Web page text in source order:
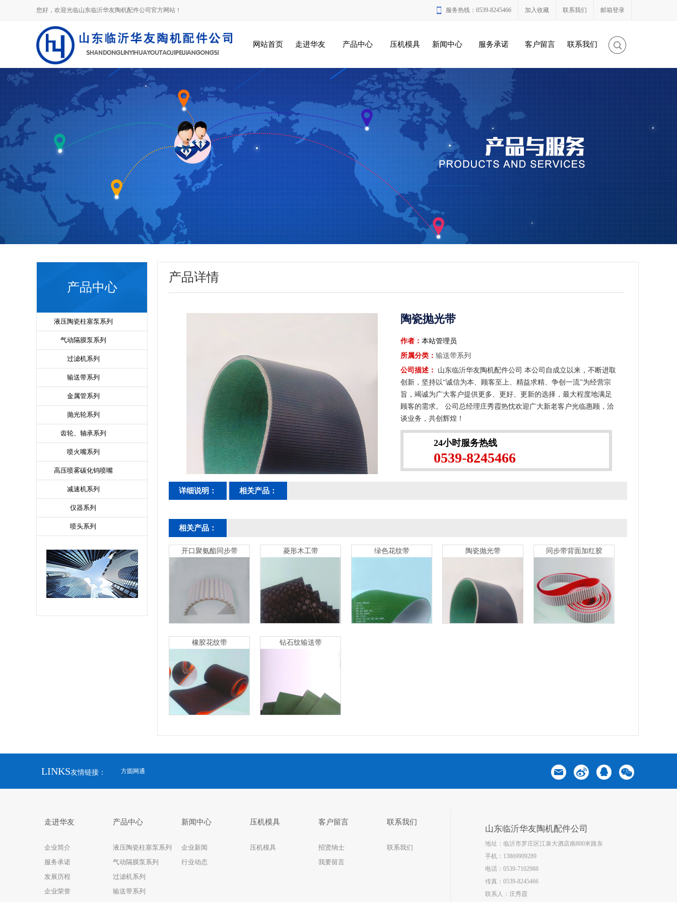
您好，欢迎光临山东临沂华友陶机配件公司官方网站！ 服务热线：0539-8245466 加入收藏 联系我们 邮箱登录
网站首页 走进华友 产品中心 压机模具 新闻中心 服务承诺 客户留言 联系我们
产品中心
液压陶瓷柱塞泵系列
气动隔膜泵系列
过滤机系列
输送带系列
金属管系列
抛光轮系列
齿轮、轴承系列
喷火嘴系列
高压喷雾碳化钨喷嘴
减速机系列
仪器系列
喷头系列
产品详情
陶瓷抛光带
作者： 本站管理员
所属分类： 输送带系列
公司描述：
山东临沂华友陶机配件公司 本公司自成立以来，不断进取
创新，坚持以“诚信为本、顾客至上、精益求精、争创一流”为经营宗
旨，竭诚为广大客户提供更多、更好、更新的选择，最大程度地满足
顾客的需求。 公司总经理庄秀霞热忱欢迎广大新老客户光临惠顾，洽
谈业务，共创辉煌！
24小时服务热线
0539-8245466
详细说明： 相关产品：
相关产品：
开口聚氨酯同步带
开口聚氨酯同步带
菱形木工带
菱形木工带菱形木工带
绿色花纹带 陶瓷抛光带 同步带背面加红胶
橡胶花纹带 钻石纹输送带
LINKS友情链接： 方圆网通
走进华友
企业简介
服务承诺
发展历程
企业荣誉
产品中心
液压陶瓷柱塞泵系列
气动隔膜泵系列
过滤机系列
输送带系列
新闻中心
企业新闻
行业动态
压机模具
压机模具
客户留言
招贤纳士
我要留言
联系我们
联系我们
山东临沂华友陶机配件公司
地址：临沂市罗庄区江泉大酒店南800米路东
手机：13869909289
电话：0539-7102988
传真：0539-8245466
联系人：庄秀霞